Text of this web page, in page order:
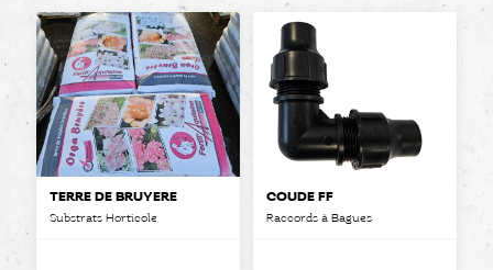
TERRE DE BRUYÈRE
Substrats Horticole
COUDE FF
Raccords à Bagues